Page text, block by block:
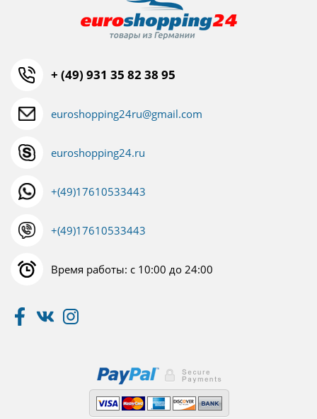
+ (49) 931 35 82 38 95
euroshopping24ru@gmail.com
euroshopping24.ru
+(49)17610533443
+(49)17610533443
Время работы: с 10:00 до 24:00